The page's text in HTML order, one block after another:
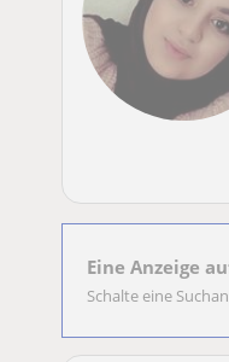
Eine Anzeige
Schalte eine